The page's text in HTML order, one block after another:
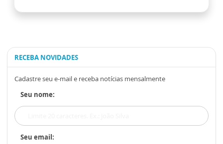
RECEBA NOVIDADES
Cadastre seu e-mail e receba notícias mensalmente
Seu nome:
Seu email: